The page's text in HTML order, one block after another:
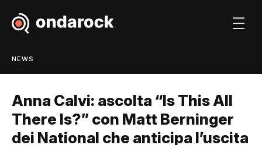
NEWS
Anna Calvi: ascolta “Is This All
There Is?” con Matt Berninger
dei National che anticipa l’uscita